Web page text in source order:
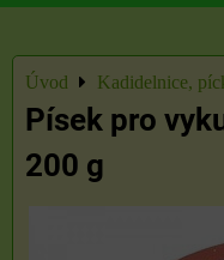
Úvod Kadidelnice,
Písek pro
200 g